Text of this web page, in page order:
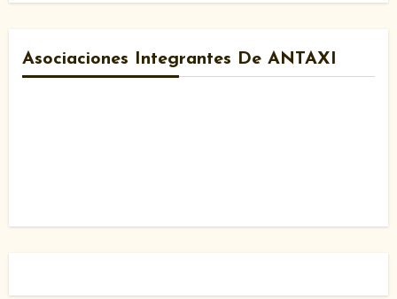
Asociaciones Integrantes De ANTAXI